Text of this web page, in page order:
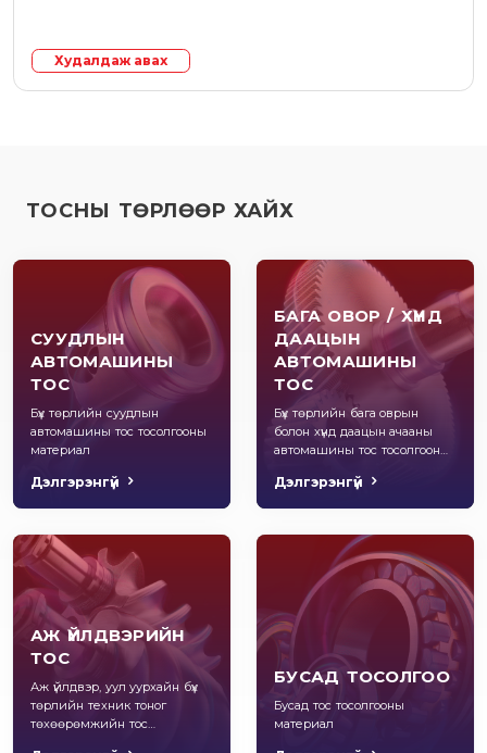
Худалдаж авах
ТОСНЫ ТӨРЛӨӨР ХАЙХ
СУУДЛЫН
АВТОМАШИНЫ
ТОС
Бүх төрлийн суудлын
автомашины тос тосолгооны
материал
Дэлгэрэнгүй
БАГА ОВОР / ХҮНД
ДААЦЫН
АВТОМАШИНЫ
ТОС
Бүх төрлийн бага оврын
болон хүнд даацын ачааны
автомашины тос тосолгооны
Дэлгэрэнгүй
АЖ ҮЙЛДВЭРИЙН
ТОС
Аж үйлдвэр, уул уурхайн бүх
төрлийн техник тоног
төхөөрөмжийн тос
БУСАД ТОСОЛГОО
Бусад тос тосолгооны
материал